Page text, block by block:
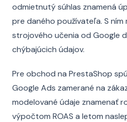
odmietnutý súhlas znamená
pre daného používateľa. S ním
strojového učenia od Google
chýbajúcich údajov.
Pre obchod na PrestaShop
Google Ads zamerané na
modelované údaje znamenať
výpočtom ROAS a letom